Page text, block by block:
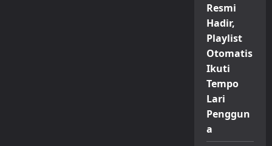
Resmi
Hadir,
Playlist
Otomatis
Ikuti
Tempo
Lari
Penggun
a